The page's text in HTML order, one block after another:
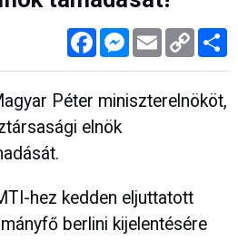
FacebookMessenger
Email Copy
Link
Péter miniszterelnököt,
elnök
hez kedden eljuttatott
berlini kijelentésére